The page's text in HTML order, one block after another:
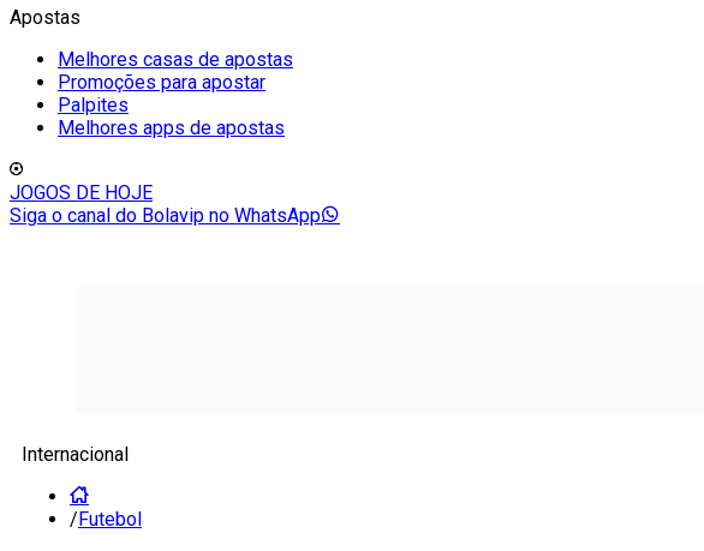
Apostas
Melhores casas de apostas
Promoções para apostar
Palpites
Melhores apps de apostas
JOGOS DE HOJE
Siga o canal do Bolavip no WhatsApp
Internacional
/Futebol